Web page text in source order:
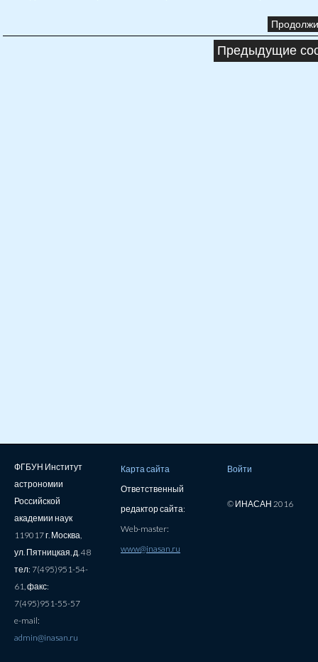
Предыдущие
ФГБУН Институт
астрономии
Российской
академии наук
119017 г. Москва,
ул. Пятницкая, д. 48
тел: 7(495)951-54-
61, факс:
7(495)951-55-57
e-mail:
admin@inasan.ru
Карта сайта
Ответственный
редактор сайта:
Web-master:
www@inasan.ru
Войти
© ИНАСАН 2016